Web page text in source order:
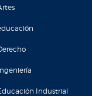
Industrial